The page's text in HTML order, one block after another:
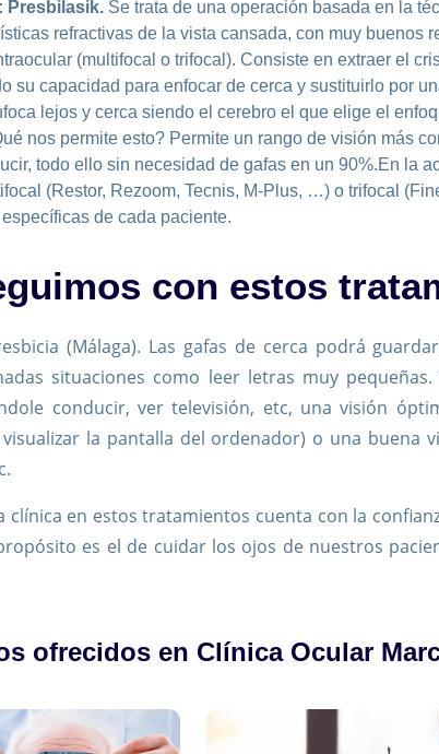
Presbilasik. Se trata de una operación basada en la
refractivas de la vista cansada, con muy buenos
(multifocal o trifocal). Consiste en extraer el
su capacidad para enfocar de cerca y sustituirlo por
lejos y cerca siendo el cerebro el que elige el
nos permite esto? Permite un rango de visión más
todo ello sin necesidad de gafas en un 90%.En la
(Restor, Rezoom, Tecnis, M-Plus, …) o trifocal
de cada paciente.
con estos
(Málaga). Las gafas de cerca podrá
situaciones como leer letras muy
conducir, ver televisión, etc, una visión
la pantalla del ordenador) o una buena
clínica en estos tratamientos cuenta con la
es el de cuidar los ojos de nuestros
ofrecidos en Clínica Ocular